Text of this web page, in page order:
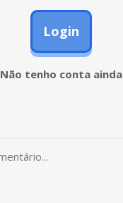
Login
Não tenho conta ainda